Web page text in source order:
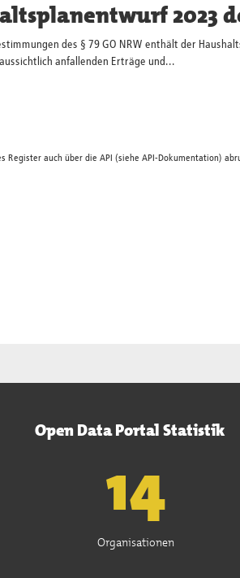
2023
des § 79 GO NRW enthält der
anfallenden Erträge und...
Register auch über die API (siehe API-Dokumentation)
Open Data Portal Statistik
15
Organisationen